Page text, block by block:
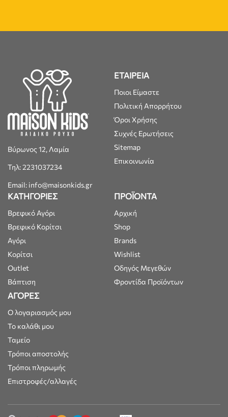
Βύρωνος 12, Λαμία
Τηλ: 2231037234
Email: info@maisonkids.gr
ΕΤΑΙΡΕΙΑ
Ποιοι Είμαστε
Πολιτική Απορρήτου
Όροι Χρήσης
Συχνές Ερωτήσεις
Sitemap
Επικοινωνία
ΚΑΤΗΓΟΡΙΕΣ
Βρεφικό Αγόρι
Βρεφικό Κορίτσι
Αγόρι
Κορίτσι
Outlet
Βάπτιση
ΠΡΟΪΟΝΤΑ
Αρχική
Shop
Brands
Wishlist
Οδηγός Μεγεθών
Φροντίδα Προϊόντων
ΑΓΟΡΕΣ
Ο λογαριασμός μου
Το καλάθι μου
Ταμείο
Τρόποι αποστολής
Τρόποι πληρωμής
Επιστροφές/αλλαγές